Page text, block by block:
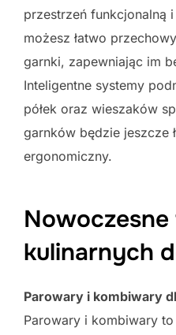
przestrzeń funkcjonalną
możesz łatwo
garnki, zapewniając im
Inteligentne systemy
półek oraz wieszaków
garnków będzie jeszcze
ergonomiczny.
kulinarnych
Parowary i kombiwary
Parowary i kombiwary